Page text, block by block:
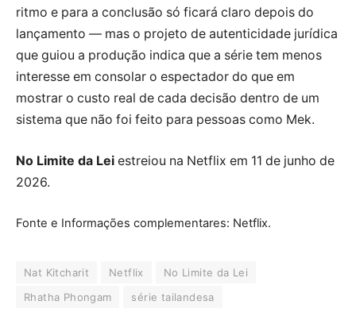
ritmo e para a conclusão só ficará claro depois do
lançamento — mas o projeto de autenticidade jurídica
que guiou a produção indica que a série tem menos
interesse em consolar o espectador do que em
mostrar o custo real de cada decisão dentro de um
sistema que não foi feito para pessoas como Mek.
No Limite da Lei estreiou na Netflix em 11 de junho de
2026.
Fonte e Informações complementares: Netflix.
Nat Kitcharit Netflix
No Limite da Lei
Rhatha Phongam
série tailandesa